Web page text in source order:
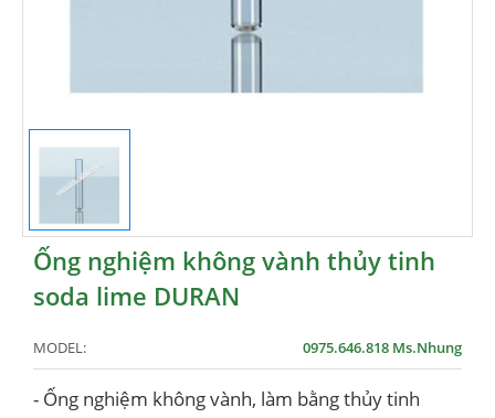
Ống nghiệm không vành thủy tinh
soda lime DURAN
MODEL: 0975.646.818 Ms.Nhung
- Ống nghiệm không vành, làm bằng thủy tinh